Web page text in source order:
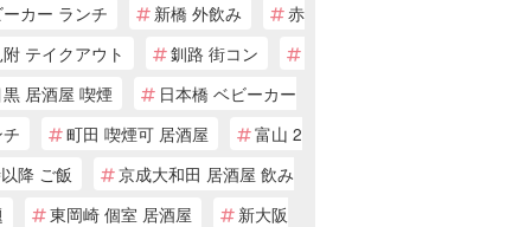
カー ランチ
新橋 外飲み
赤
テイクアウト
釧路 街コン
居酒屋 喫煙
日本橋 ベビーカー
町田 喫煙可 居酒屋
富山 2
降 ご飯
京成大和田 居酒屋 飲み
東岡崎 個室 居酒屋
新大阪